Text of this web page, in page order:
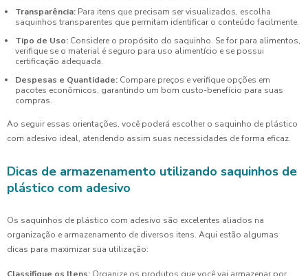
Transparência: Para itens que precisam ser visualizados, escolha
saquinhos transparentes que permitam identificar o conteúdo facilmente.
Tipo de Uso: Considere o propósito do saquinho. Se for para alimentos,
verifique se o material é seguro para uso alimentício e se possui
certificação adequada.
Despesas e Quantidade: Compare preços e verifique opções em
pacotes econômicos, garantindo um bom custo-benefício para suas
compras.
Ao seguir essas orientações, você poderá escolher o saquinho de plástico
com adesivo ideal, atendendo assim suas necessidades de forma eficaz.
Dicas de armazenamento utilizando saquinhos de
plástico com adesivo
Os saquinhos de plástico com adesivo são excelentes aliados na
organização e armazenamento de diversos itens. Aqui estão algumas
dicas para maximizar sua utilização:
Classifique os Itens: Organize os produtos que você vai armazenar por